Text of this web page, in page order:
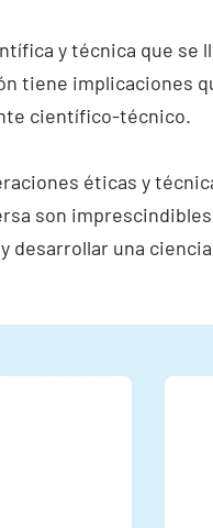
y técnica que se
tiene implicaciones
científico-técnico.
éticas y
son
desarrollar una